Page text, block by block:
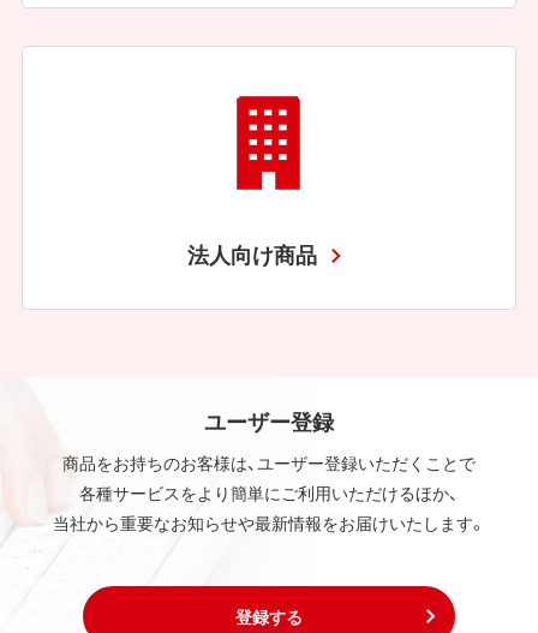
法人向け商品
ユーザー登録
商品をお持ちのお客様は、ユーザー登録いただくことで
各種サービスをより簡単にご利用いただけるほか、
当社から重要なお知らせや最新情報をお届けいたします。
登録する